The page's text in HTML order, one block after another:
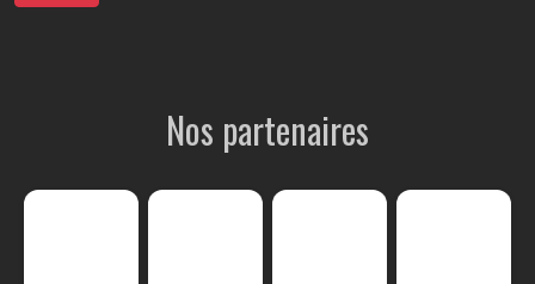
Nos partenaires